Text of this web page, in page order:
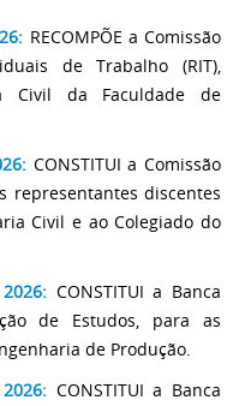
RECOMPÕE a Comissão
de Trabalho (RIT),
Civil da Faculdade de
CONSTITUI a Comissão
representantes discentes
Civil e ao Colegiado do
CONSTITUI a Banca
de Estudos, para as
de Produção.
CONSTITUI a Banca